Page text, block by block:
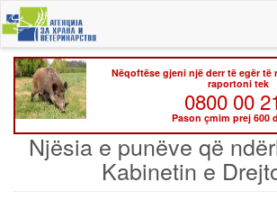
Skip
to
main
content
Nëqoftëse gjeni një derr të egër
raportoni tek
0800 00
Pason çmim prej 600
Njësia e punëve që
Kabinetin e